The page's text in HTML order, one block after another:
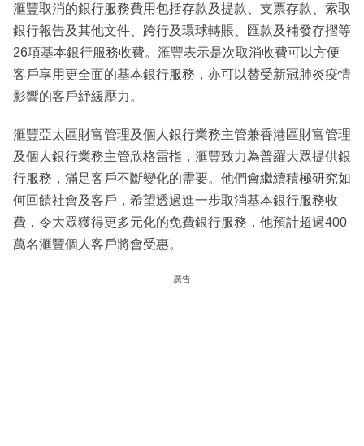
滙豐取消的銀行服務費用包括存款及提款、支票存款、索取
銀行報告及其他文件、跨行及環球轉賬、匯款及補發存摺等
26項基本銀行服務收費。滙豐表示是次取消收費可以方便
客戶享用更全面的基本銀行服務，亦可以替受新冠肺炎疫情
影響的客戶紓緩壓力。
滙豐亞太區財富管理及個人銀行業務主管兼香港區財富管理
及個人銀行業務主管欣格雷指，滙豐致力為普羅大眾提供銀
行服務，滿足客戶不斷變化的需要。他們會繼續積極研究如
何回饋社會及客戶，希望透過進一步取消基本銀行服務收
費，令大眾獲得更多元化的免費銀行服務，他預計超過400
萬名滙豐個人客戶將會受惠。
廣告